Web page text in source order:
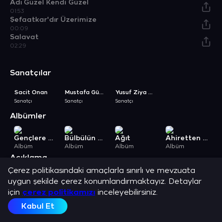
Adı Güzel Kendi Güzel
01:53
Şefaatkar'dır Üzerimize
00:09
Salavat
02:29
Sanatçılar
Sacit Onan
Sanatçı
Mustafa Gümüş
Sanatçı
Yusuf Ziya Özkan
Sanatçı
Albümler
Gençlere En Güzel Öğütler
Albüm
Bülbülün Zikri
Albüm
Ağıt
Albüm
Ahiretten Mektup
Albüm
Açıklama
Sacit Onan, Yusuf Ziya Özkan, Mustafa Gümüş ve en sevilen şarkılarını
dinle.
Çerez politikasındaki amaçlarla sınırlı ve mevzuata
uygun şekilde çerez konumlandırmaktayız. Detaylar
için çerez politikamızı inceleyebilirsiniz.
Kabul Et